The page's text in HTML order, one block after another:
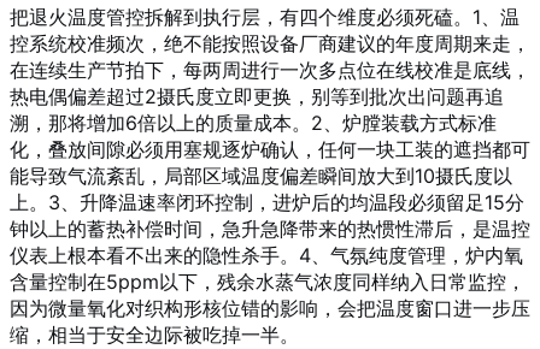
把退火温度管控拆解到执行层，有四个维度必须死磕。1、温
控系统校准频次，绝不能按照设备厂商建议的年度周期来走，
在连续生产节拍下，每两周进行一次多点位在线校准是底线，
热电偶偏差超过2摄氏度立即更换，别等到批次出问题再追
溯，那将增加6倍以上的质量成本。2、炉膛装载方式标准
化，叠放间隙必须用塞规逐炉确认，任何一块工装的遮挡都可
能导致气流紊乱，局部区域温度偏差瞬间放大到10摄氏度以
上。3、升降温速率闭环控制，进炉后的均温段必须留足15分
钟以上的蓄热补偿时间，急升急降带来的热惯性滞后，是温控
仪表上根本看不出来的隐性杀手。4、气氛纯度管理，炉内氧
含量控制在5ppm以下，残余水蒸气浓度同样纳入日常监控，
因为微量氧化对织构形核位错的影响，会把温度窗口进一步压
缩，相当于安全边际被吃掉一半。